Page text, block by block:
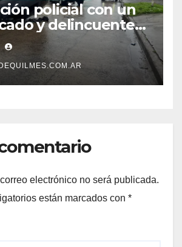
policial con un
y delincuentes
en San Francisco
electrónico no será publicada.
están marcados con *